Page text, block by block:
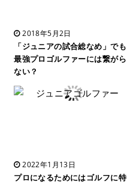
2018年5月2日
「ジュニアの試合総なめ」でも
最強プロゴルファーには繋がら
ない？
2022年1月13日
プロになるためにはゴルフに特